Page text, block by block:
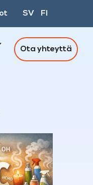
SV FI
Ota yhteyttä